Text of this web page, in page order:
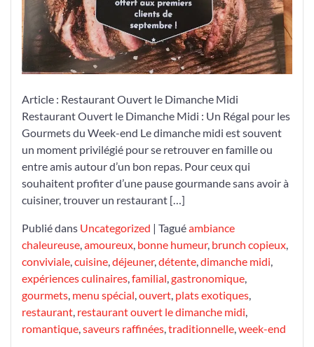
Article : Restaurant Ouvert le Dimanche Midi
Restaurant Ouvert le Dimanche Midi : Un Régal pour les
Gourmets du Week-end Le dimanche midi est souvent
un moment privilégié pour se retrouver en famille ou
entre amis autour d’un bon repas. Pour ceux qui
souhaitent profiter d’une pause gourmande sans avoir à
cuisiner, trouver un restaurant […]
Publié dans Uncategorized | Taguéambiance
chaleureuse amoureux bonne humeur, brunch copieux
conviviale cuisine déjeuner, détente dimanche midi
expériences culinaires familial gastronomique
gourmets menu spécial ouvert plats exotiques
restaurant restaurant ouvert le dimanche midi
romantique saveurs raffinées traditionnelle week-end